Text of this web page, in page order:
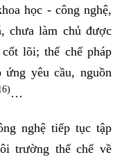
học - công nghệ,
chưa làm chủ được
lõi; thể chế pháp
yêu cầu, nguồn
…
nghệ tiếp tục tập
trường thể chế về